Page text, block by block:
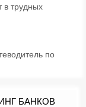
в трудных
по
БАНКОВ